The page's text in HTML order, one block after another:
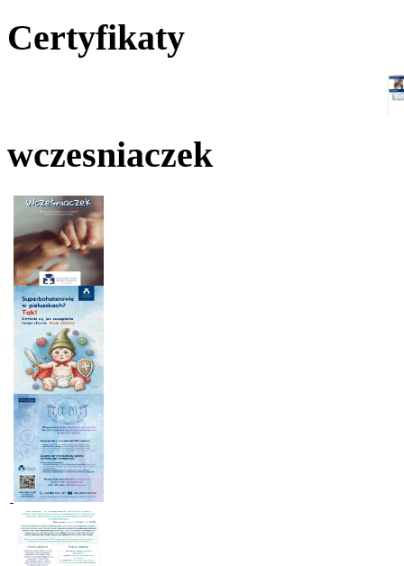
Certyfikaty
wczesniaczek